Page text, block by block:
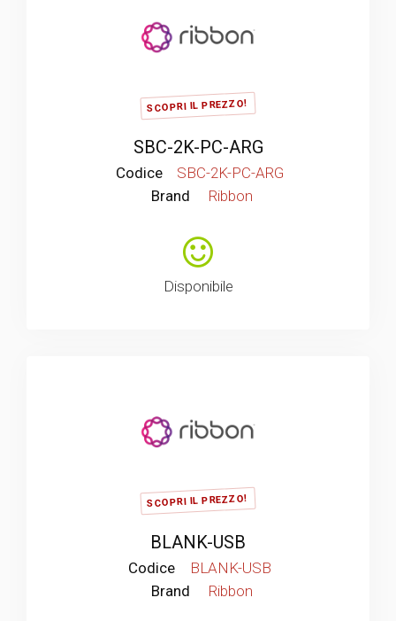
SCOPRI IL PREZZO!
SBC-2K-PC-ARG
Codice
SBC-2K-PC-ARG
Brand
Ribbon
Disponibile
SCOPRI IL PREZZO!
BLANK-USB
Codice
BLANK-USB
Brand
Ribbon